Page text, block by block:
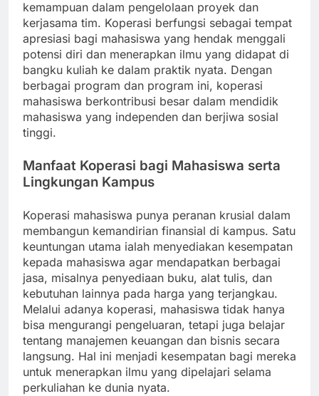
kemampuan dalam pengelolaan proyek dan
kerjasama tim. Koperasi berfungsi sebagai tempat
apresiasi bagi mahasiswa yang hendak menggali
potensi diri dan menerapkan ilmu yang didapat di
bangku kuliah ke dalam praktik nyata. Dengan
berbagai program dan program ini, koperasi
mahasiswa berkontribusi besar dalam mendidik
mahasiswa yang independen dan berjiwa sosial
tinggi.
Manfaat Koperasi bagi Mahasiswa serta
Lingkungan Kampus
Koperasi mahasiswa punya peranan krusial dalam
membangun kemandirian finansial di kampus. Satu
keuntungan utama ialah menyediakan kesempatan
kepada mahasiswa agar mendapatkan berbagai
jasa, misalnya penyediaan buku, alat tulis, dan
kebutuhan lainnya pada harga yang terjangkau.
Melalui adanya koperasi, mahasiswa tidak hanya
bisa mengurangi pengeluaran, tetapi juga belajar
tentang manajemen keuangan dan bisnis secara
langsung. Hal ini menjadi kesempatan bagi mereka
untuk menerapkan ilmu yang dipelajari selama
perkuliahan ke dunia nyata.